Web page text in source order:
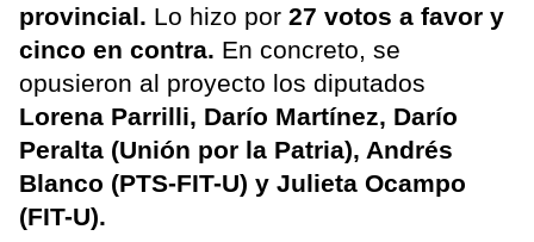
provincial. Lo hizo por 27 votos a favor y
cinco en contra. En concreto, se
opusieron al proyecto los diputados
Lorena Parrilli, Darío Martínez, Darío
Peralta (Unión por la Patria), Andrés
Blanco (PTS-FIT-U) y Julieta Ocampo
(FIT-U).